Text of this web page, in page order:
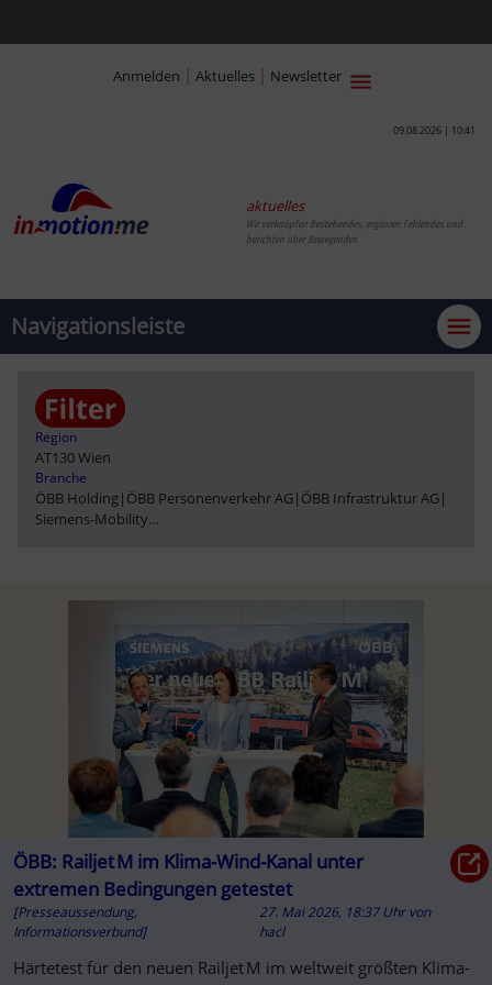
Anmelden | Aktuelles | Newsletter
09.08.2026 | 10:41
aktuelles
Wir verknüpfen Bestehendes, ergänzen Fehlendes und
berichten über Bewegendes
Navigationsleiste
Region
AT130 Wien
Branche
ÖBB Holding| ÖBB Personenverkehr AG| ÖBB Infrastruktur AG|
Siemens-Mobility...
ÖBB: Railjet M im Klima-Wind-Kanal unter
extremen Bedingungen getestet
[Presseaussendung,
Informationsverbund]
27. Mai 2026, 18:37 Uhr von
hacl
Härtetest für den neuen Railjet M im weltweit größten Klima-